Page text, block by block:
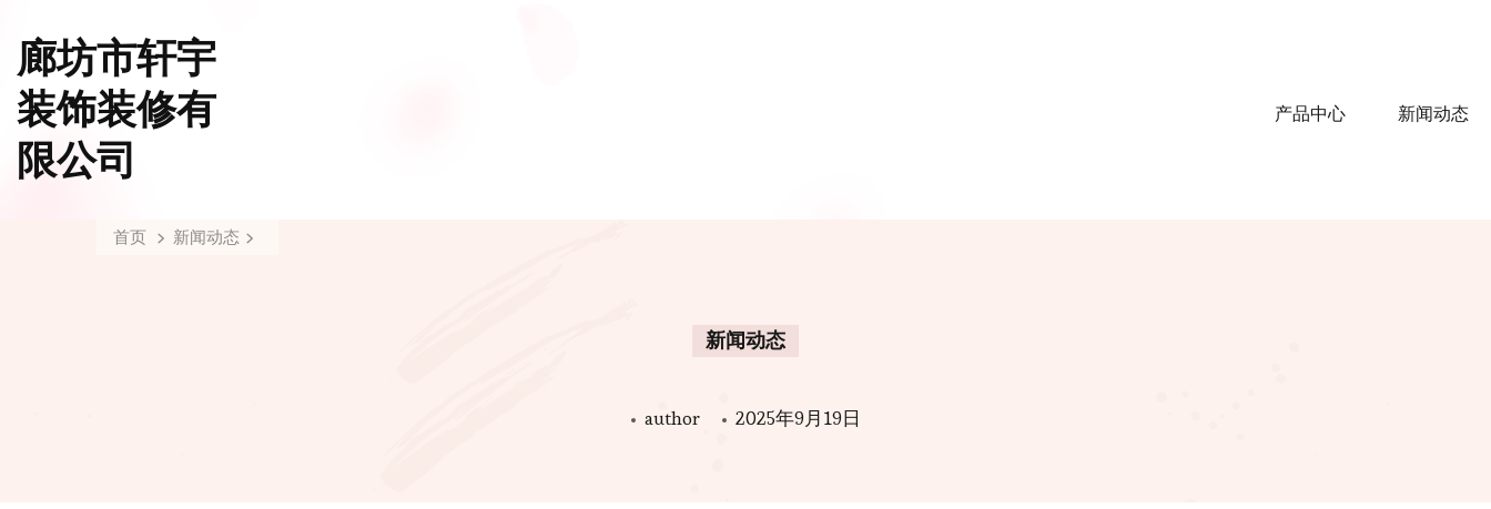
产品中心 新闻动态
廊坊市轩宇
装饰装修有
限公司
首页 新闻动态
新闻动态
author 2025年9月19日